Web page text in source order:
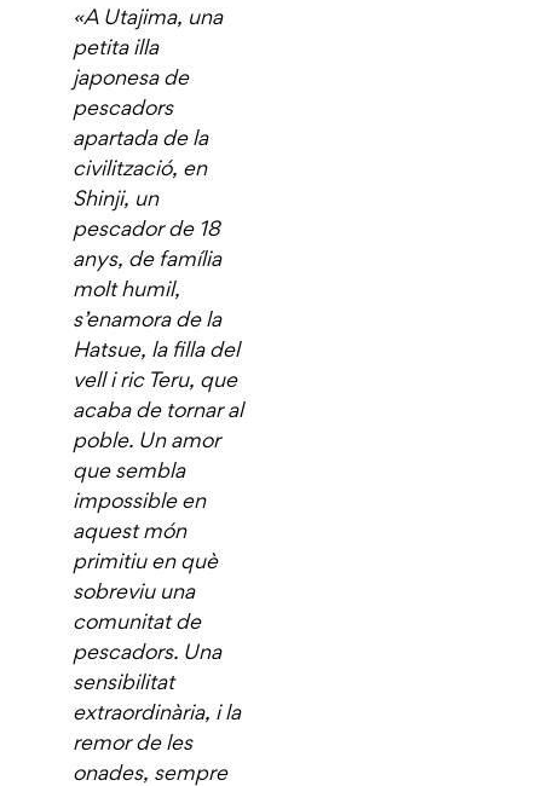
«A Utajima, una
petita illa
japonesa de
pescadors
apartada de la
civilització, en
Shinji, un
pescador de 18
anys, de família
molt humil,
s’enamora de la
Hatsue, la filla del
vell i ric Teru, que
acaba de tornar al
poble. Un amor
que sembla
impossible en
aquest món
primitiu en què
sobreviu una
comunitat de
pescadors. Una
sensibilitat
extraordinària, i la
remor de les
onades, sempre